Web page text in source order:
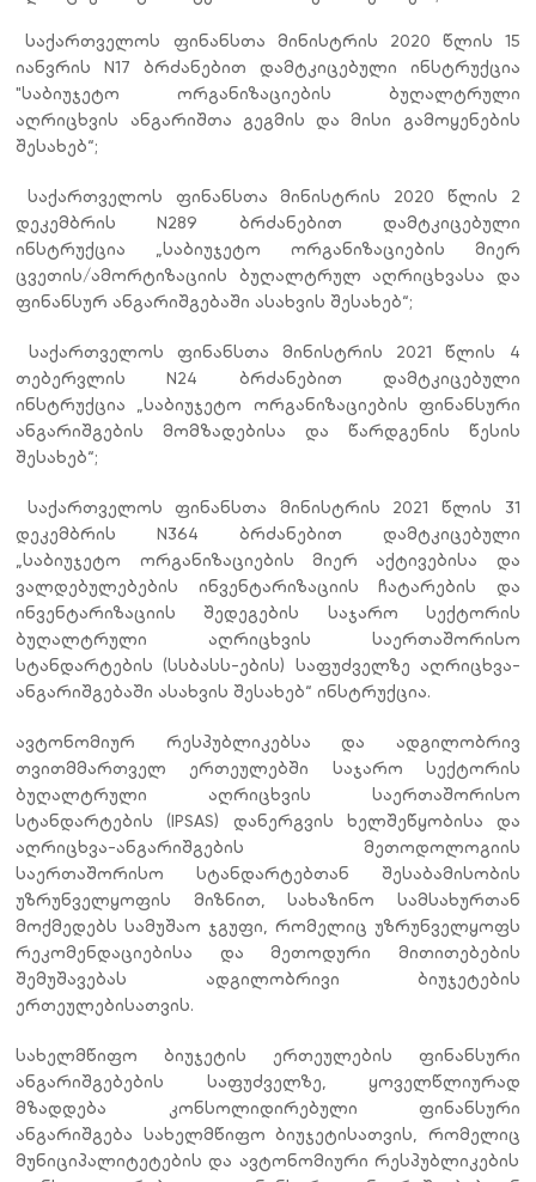
საქართველოს ფინანსთა მინისტრის 2020 წლის 15
იანვრის N17 ბრძანებით დამტკიცებული ინსტრუქცია
"საბიუჯეტო ორგანიზაციების ბუღალტრული
აღრიცხვის ანგარიშთა გეგმის და მისი გამოყენების
შესახებ“;
საქართველოს ფინანსთა მინისტრის 2020 წლის 2
დეკემბრის N289 ბრძანებით დამტკიცებული
ინსტრუქცია „საბიუჯეტო ორგანიზაციების მიერ
ცვეთის/ამორტიზაციის ბუღალტრულ აღრიცხვასა და
ფინანსურ ანგარიშგებაში ასახვის შესახებ“;
საქართველოს ფინანსთა მინისტრის 2021 წლის 4
თებერვლის N24 ბრძანებით დამტკიცებული
ინსტრუქცია „საბიუჯეტო ორგანიზაციების ფინანსური
ანგარიშგების მომზადებისა და წარდგენის წესის
შესახებ“;
საქართველოს ფინანსთა მინისტრის 2021 წლის 31
დეკემბრის N364 ბრძანებით დამტკიცებული
„საბიუჯეტო ორგანიზაციების მიერ აქტივებისა და
ვალდებულებების ინვენტარიზაციის ჩატარების და
ინვენტარიზაციის შედეგების საჯარო სექტორის
ბუღალტრული აღრიცხვის საერთაშორისო
სტანდარტების (სსბასს-ების) საფუძველზე აღრიცხვა-
ანგარიშგებაში ასახვის შესახებ“ ინსტრუქცია.
ავტონომიურ რესპუბლიკებსა და ადგილობრივ
თვითმმართველ ერთეულებში საჯარო სექტორის
ბუღალტრული აღრიცხვის საერთაშორისო
სტანდარტების (IPSAS) დანერგვის ხელშეწყობისა და
აღრიცხვა-ანგარიშგების მეთოდოლოგიის
საერთაშორისო სტანდარტებთან შესაბამისობის
უზრუნველყოფის მიზნით, სახაზინო სამსახურთან
მოქმედებს სამუშაო ჯგუფი, რომელიც უზრუნველყოფს
რეკომენდაციებისა და მეთოდური მითითებების
შემუშავებას ადგილობრივი ბიუჯეტების
ერთეულებისათვის.
სახელმწიფო ბიუჯეტის ერთეულების
ფინანსური
ანგარიშგებების საფუძველზე, ყოველწლიურად
მზადდება კონსოლიდირებული ფინანსური
ანგარიშგება სახელმწიფო ბიუჯეტისათვის, რომელიც
მუნიციპალიტეტების და ავტონომიური რესპუბლიკების